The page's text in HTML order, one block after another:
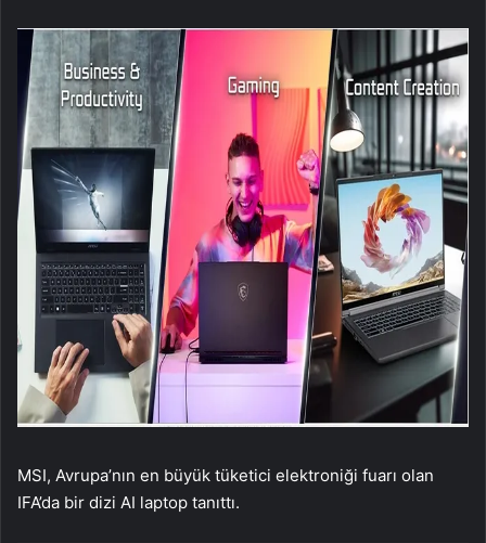
MSI, Avrupa’nın en büyük tüketici elektroniği fuarı olan
IFA’da bir dizi AI laptop tanıttı.